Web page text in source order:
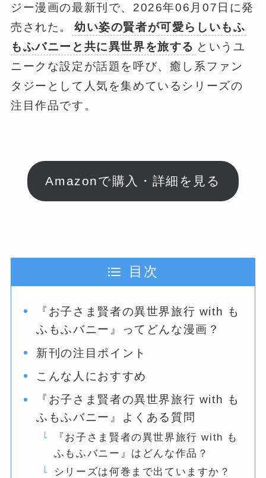
ジー漫画の最新刊で、2026年06月07日に発
売された。
幼い姿の賢者が可愛らしいもふ
もふバニーと共に異世界を旅する というユ
ニークな設定が話題を呼び、癒し系ファン
タジーとして人気を集めているシリーズの
注目作品です。
Amazonで購入・詳細を見る
目次
『お子さま賢者の異世界旅行 with も
ふもふバニー』ってどんな漫画？
新刊の注目ポイント
こんな人におすすめ
『お子さま賢者の異世界旅行 with も
ふもふバニー』よくある質問
『お子さま賢者の異世界旅行 with も
ふもふバニー』はどんな作品？
シリーズは何巻まで出ていますか？